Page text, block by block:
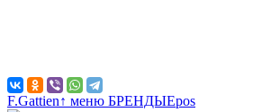
F.Gattien↑ меню БРЕНДЫEpos